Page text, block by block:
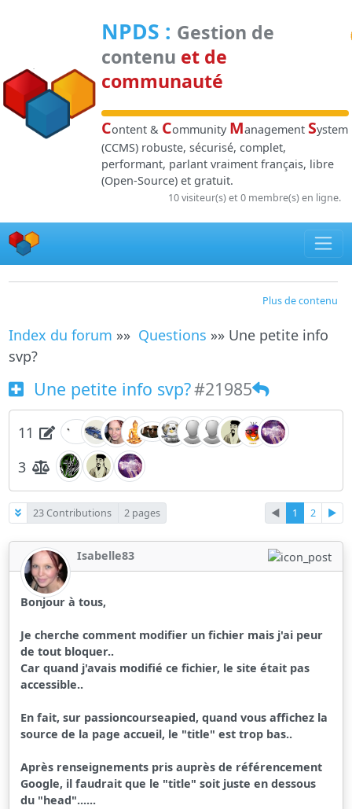
NPDS : Gestion de
contenu et de
communauté
Content & Community Management System
(CCMS) robuste, sécurisé, complet,
performant, parlant vraiment français, libre
(Open-Source) et gratuit.
10 visiteur(s) et 0 membre(s) en ligne.
Plus de contenu
Index du forum »» Questions »» Une petite info
svp?
Une petite info svp?#21985
11
3
23 Contributions 2 pages ◄ 1 2 ►
Isabelle83
Bonjour à tous,
Je cherche comment modifier un fichier mais j'ai peur
de tout bloquer..
Car quand j'avais modifié ce fichier, le site était pas
accessible..
En fait, sur passioncourseapied, quand vous affichez la
source de la page accueil, le "title" est trop bas..
Après renseignements pris auprès de référencement
Google, il faudrait que le "title" soit juste en dessous
du "head"......